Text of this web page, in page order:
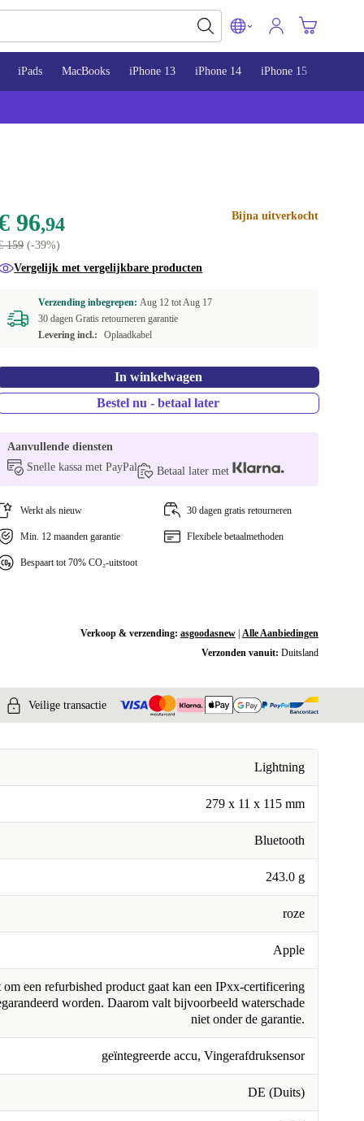
iPads MacBooks iPhone 13 iPhone 14 iPhone 15
96,94
159(-39%)
Bijna uitverkocht
Vergelijk met vergelijkbare producten
Verzending inbegrepen:Aug 12 totAug 17
30 dagen Gratis retourneren garantie
Levering incl.:
Oplaadkabel
In winkelwagen
Bestel nu - betaal later
Aanvullende diensten
Snelle kassa met PayPal
Betaal later met
Werkt als nieuw 30 dagen gratis retourneren
Min. 12 maanden garantie Flexibele betaalmethoden
Bespaart tot 70% CO₂-uitstoot
Verkoop & verzending: asgoodasnew| Alle Aanbiedingen
Verzonden vanuit: Duitsland
Veilige transactie
Lightning
279 x 11 x 115 mm
Bluetooth
243.0 g
roze
Apple
om een refurbished product gaat kan een IPxx-certificering
worden. Daarom valt bijvoorbeeld waterschade
niet onder de garantie.
geïntegreerde accu, Vingerafdruksensor
DE (Duits)